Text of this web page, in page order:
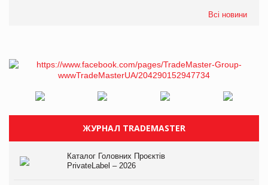
Всі новини
ЖУРНАЛ TRADEMASTER
Каталог Головних Проєктів
PrivateLabel – 2026